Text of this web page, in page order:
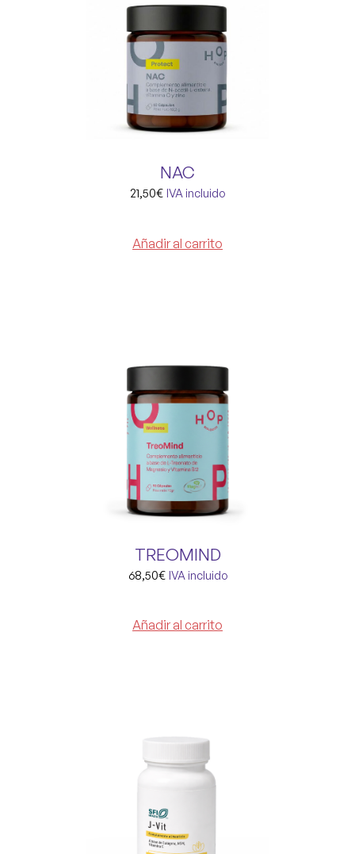
NAC
21,50€ IVA incluido
Añadir al carrito
TREOMIND
68,50€ IVA incluido
Añadir al carrito